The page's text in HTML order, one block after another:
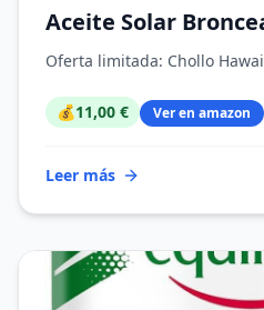
Aceite Solar
Oferta limitada: Chollo
💰11,00 € Ver en amazon
Leer más